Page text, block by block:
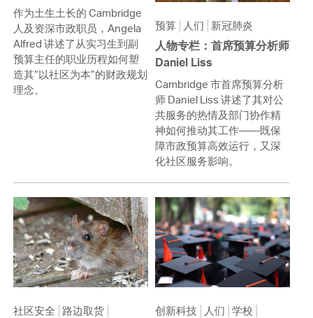
作为土生土长的 Cambridge
人及资深市政职员，Angela
Alfred 讲述了从实习生到副
预算主任的职业历程如何塑
造其“以社区为本”的财政规划
理念。
预算 人们 新冠肺炎
人物专栏：首席预算分析师
Daniel Liss
Cambridge 市首席预算分析
师 Daniel Liss 讲述了其对公
共服务的热情及部门协作精
神如何推动其工作——既保
障市政预算高效运行，又深
化社区服务影响。
社区安全
路边取货
创新科技 人们 学校